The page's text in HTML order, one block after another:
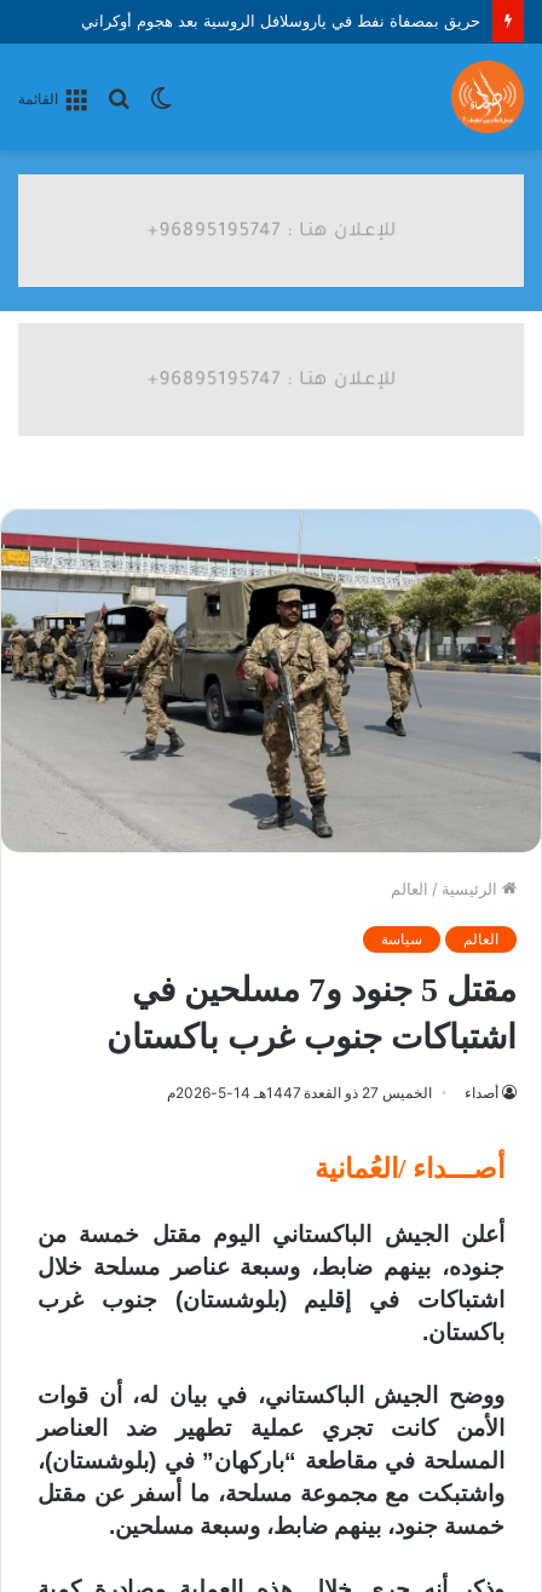
حريق بمصفاة نفط في ياروسلافل الروسية بعد هجوم أوكراني
القائمة
بحث الوضع
الرئيسية / العالم
العالم سياسة
مقتل 5 جنود و7 مسلحين في
اشتباكات جنوب غرب باكستان
أصداء الخميس 27 ذو القعدة 1447هـ 14-5-2026م
أصـــداء /العُمانية
أعلن الجيش الباكستاني اليوم مقتل خمسة من
جنوده، بينهم ضابط، وسبعة عناصر مسلحة خلال
اشتباكات في إقليم (بلوشستان) جنوب غرب
باكستان.
ووضح الجيش الباكستاني، في بيان له، أن قوات
الأمن كانت تجري عملية تطهير ضد العناصر
المسلحة في مقاطعة “باركهان” في (بلوشستان)،
واشتبكت مع مجموعة مسلحة، ما أسفر عن مقتل
خمسة جنود، بينهم ضابط، وسبعة مسلحين.